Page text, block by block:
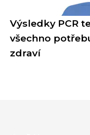
Výsledky PCR
všechno
zdraví